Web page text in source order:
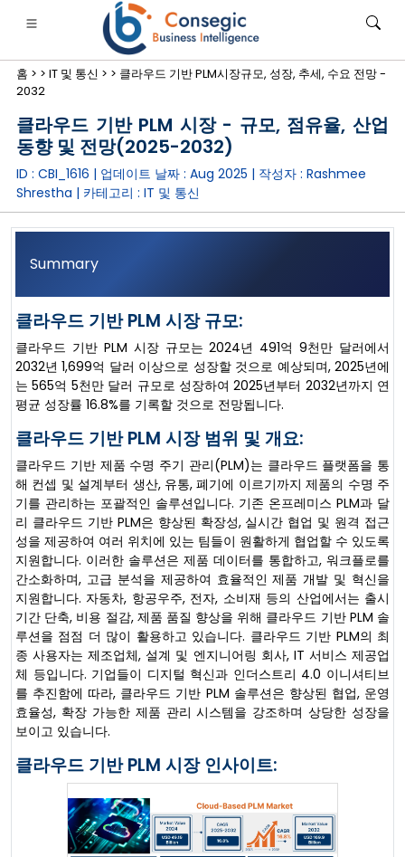
·금융·보험• 소비재 • 에너지 및 전력 • 식품 및 음료
• 사례 연구
홈 > > IT 및 통신 > > 클라우드 기반 PLM시장규모, 성장, 추세, 수요 전망 -
2032
클라우드 기반 PLM 시장 - 규모, 점유율, 산업
동향 및 전망(2025-2032)
ID : CBI_1616 | 업데이트 날짜 : Aug 2025 | 작성자 : Rashmee
Shrestha | 카테고리 : IT 및 통신
Summary
클라우드 기반 PLM 시장 규모:
클라우드 기반 PLM 시장 규모는 2024년 491억 9천만 달러에서
2032년 1,699억 달러 이상으로 성장할 것으로 예상되며, 2025년에
는 565억 5천만 달러 규모로 성장하여 2025년부터 2032년까지 연
평균 성장률 16.8%를 기록할 것으로 전망됩니다.
클라우드 기반 PLM 시장 범위 및 개요:
클라우드 기반 제품 수명 주기 관리(PLM)는 클라우드 플랫폼을 통
해 컨셉 및 설계부터 생산, 유통, 폐기에 이르기까지 제품의 수명 주
기를 관리하는 포괄적인 솔루션입니다. 기존 온프레미스 PLM과 달
리 클라우드 기반 PLM은 향상된 확장성, 실시간 협업 및 원격 접근
성을 제공하여 여러 위치에 있는 팀들이 원활하게 협업할 수 있도록
지원합니다. 이러한 솔루션은 제품 데이터를 통합하고, 워크플로를
간소화하며, 고급 분석을 제공하여 효율적인 제품 개발 및 혁신을
지원합니다. 자동차, 항공우주, 전자, 소비재 등의 산업에서는 출시
기간 단축, 비용 절감, 제품 품질 향상을 위해 클라우드 기반 PLM 솔
루션을 점점 더 많이 활용하고 있습니다. 클라우드 기반 PLM의 최
종 사용자는 제조업체, 설계 및 엔지니어링 회사, IT 서비스 제공업
체 등입니다. 기업들이 디지털 혁신과 인더스트리 4.0 이니셔티브
를 추진함에 따라, 클라우드 기반 PLM 솔루션은 향상된 협업, 운영
효율성, 확장 가능한 제품 관리 시스템을 강조하며 상당한 성장을
보이고 있습니다.
클라우드 기반 PLM 시장 인사이트: